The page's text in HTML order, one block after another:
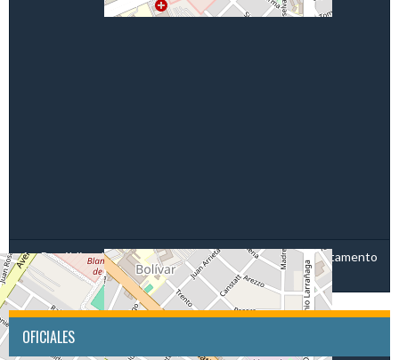
Av. República de Corea 2910, 12000 Montevideo, Departamento
de Montevideo
OFICIALES